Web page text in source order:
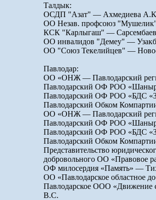
Талдык:
ОСДП "Азат" — Ахмедиева
ОО Незав. профсоюз
КСК "Карлыгаш" —
ОО инвалидов "Демеу" —
ОО "Союз Текелийцев" —
Павлодар:
ОО «ОНЖ — Павлодарский
Павлодарский ОФ РОО
Павлодарский ОФ РОО «БДС
Павлодарский Обком
ОО «ОНЖ — Павлодарский
Павлодарский ОФ РОО
Павлодарский ОФ РОО «БДС
Павлодарский Обком
Представительство
добровольного ОО «Правовое
ОФ милосердия «Память» —
ОО «Павлодарское областное
Павлодарское ООО «Движение
В.С.